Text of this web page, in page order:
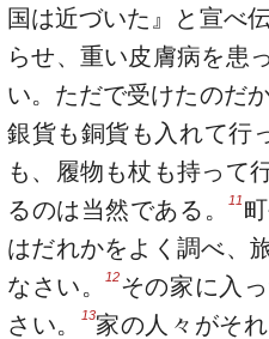
国は近づいた』と宣べ
らせ、重い皮膚病を患
い。ただで受けたのだ
銀貨も銅貨も入れて行
も、履物も杖も持って
るのは当然である。11
はだれかをよく調べ、
なさい。12その家に入
さい。
13家の人々がそ